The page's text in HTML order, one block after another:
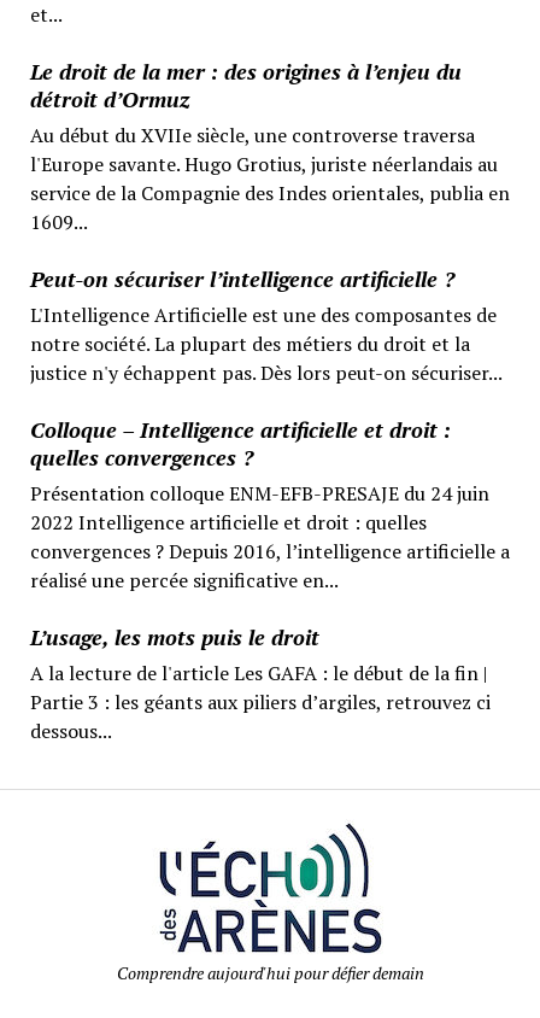
et...
Le droit de la mer : des origines à l’enjeu du
détroit d’Ormuz
Au début du XVIIe siècle, une controverse traversa
l'Europe savante. Hugo Grotius, juriste néerlandais au
service de la Compagnie des Indes orientales, publia en
1609...
Peut-on sécuriser l’intelligence artificielle ?
L'Intelligence Artificielle est une des composantes de
notre société. La plupart des métiers du droit et la
justice n'y échappent pas. Dès lors peut-on sécuriser...
Colloque – Intelligence artificielle et droit :
quelles convergences ?
Présentation colloque ENM-EFB-PRESAJE du 24 juin
2022 Intelligence artificielle et droit : quelles
convergences ? Depuis 2016, l’intelligence artificielle a
réalisé une percée significative en...
L’usage, les mots puis le droit
A la lecture de l'article Les GAFA : le début de la fin |
Partie 3 : les géants aux piliers d’argiles, retrouvez ci
dessous...
Comprendre aujourd'hui pour défier demain